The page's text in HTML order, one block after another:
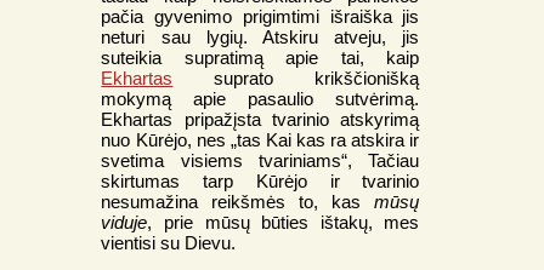
pačia gyvenimo prigimtimi išraiška jis
neturi sau lygių. Atskiru atveju, jis
suteikia supratimą apie tai, kaip
Ekhartas suprato krikščionišką
mokymą apie pasaulio sutvėrimą.
Ekhartas pripažįsta tvarinio atskyrimą
nuo Kūrėjo, nes „tas Kai kas ra atskira ir
svetima visiems tvariniams“, Tačiau
skirtumas tarp Kūrėjo ir tvarinio
nesumažina reikšmės to, kasmūsų
viduje, prie mūsų būties ištakų, mes
vientisi su Dievu.